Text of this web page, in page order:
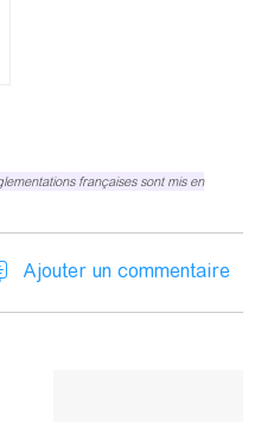
françaises sont mis en
Ajouter un commentaire